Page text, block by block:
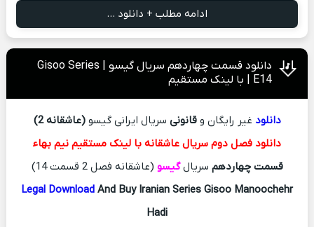
ادامه مطلب + دانلود ...
دانلود قسمت چهاردهم سریال گیسو | Gisoo Series
E14 | با لینک مستقیم
دانلود غیر رایگان وقانونی سریال ایرانی گیسو(عاشقانه 2)
دانلود فصل دوم سریال عاشقانه با لینک مستقیم نیم بهاء
قسمت چهاردهم سریالگیسو (عاشقانه فصل 2 قسمت 14)
Legal Download And Buy Iranian Series Gisoo Manoochehr
Hadi